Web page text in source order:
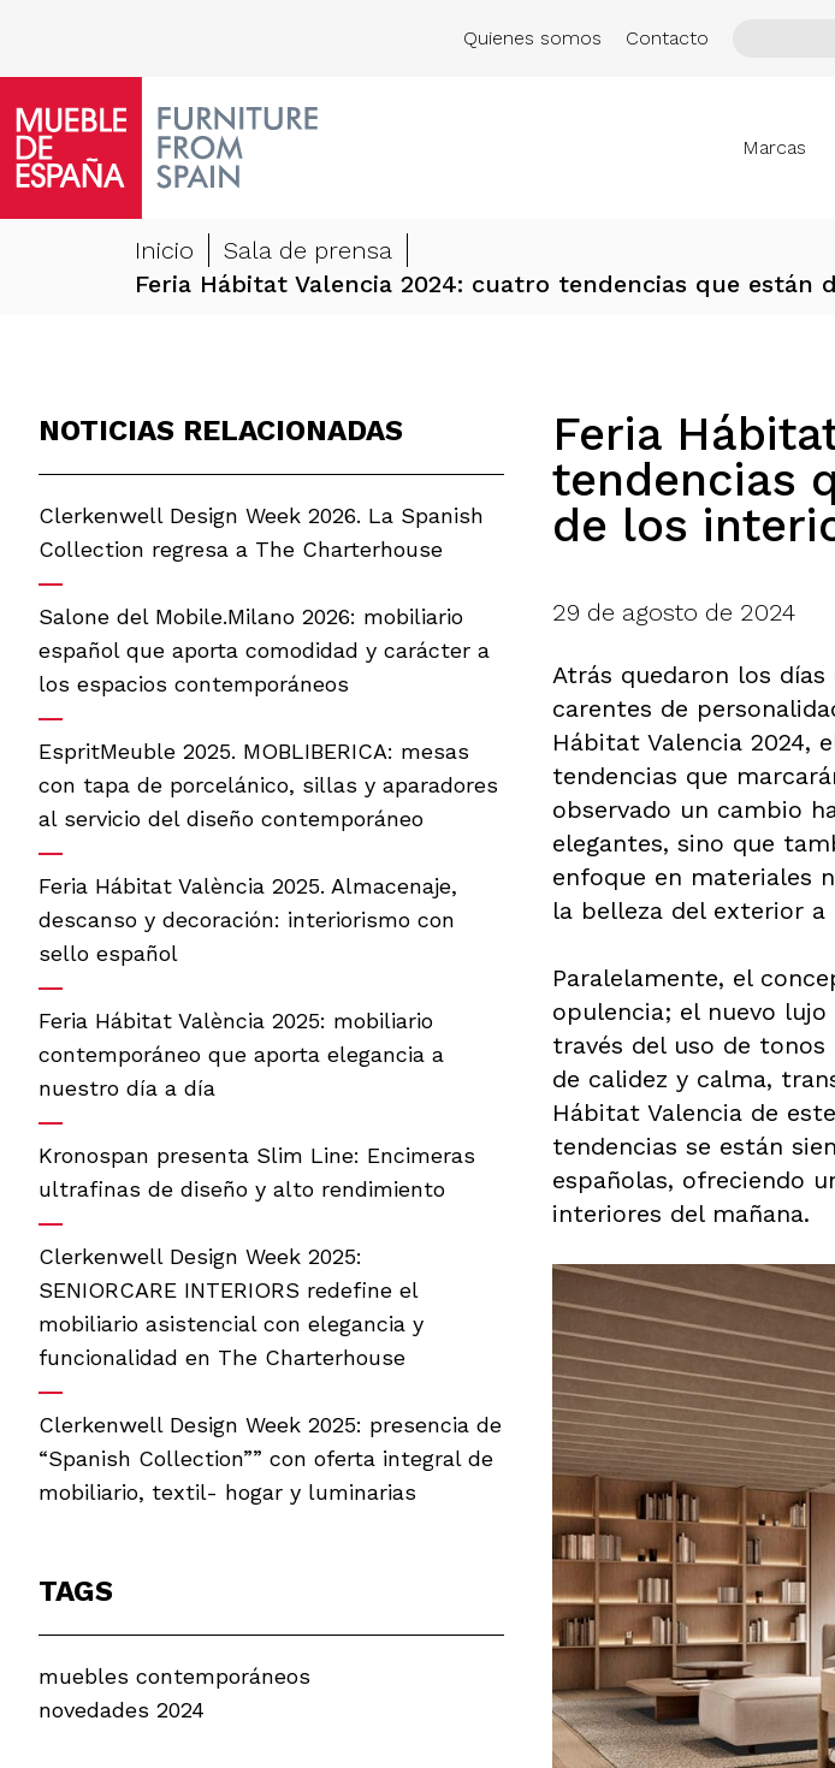
Quienes somos Contacto
Marcas
Inicio
Sala de prensa
Feria Hábitat Valencia 2024: cuatro tendencias que
NOTICIAS RELACIONADAS
Clerkenwell Design Week 2026. La Spanish
Collection regresa a The Charterhouse
Salone del Mobile.Milano 2026: mobiliario
español que aporta comodidad y carácter a
los espacios contemporáneos
EspritMeuble 2025. MOBLIBERICA: mesas
con tapa de porcelánico, sillas y aparadores
al servicio del diseño contemporáneo
Feria Hábitat València 2025. Almacenaje,
descanso y decoración: interiorismo con
sello español
Feria Hábitat València 2025: mobiliario
contemporáneo que aporta elegancia a
nuestro día a día
Kronospan presenta Slim Line: Encimeras
ultrafinas de diseño y alto rendimiento
Clerkenwell Design Week 2025:
SENIORCARE INTERIORS redefine el
mobiliario asistencial con elegancia y
funcionalidad en The Charterhouse
Clerkenwell Design Week 2025: presencia de
“Spanish Collection”” con oferta integral de
mobiliario, textil- hogar y luminarias
TAGS
muebles contemporáneos
novedades 2024
Feria
tendencias
de los
29 de agosto de 2024
Atrás quedaron los
carentes de
Hábitat Valencia 2024,
tendencias que
observado un cambio
elegantes, sino que
enfoque en materiales
la belleza del exterior
Paralelamente, el
opulencia; el nuevo
través del uso de
de calidez y calma,
Hábitat Valencia de
tendencias se están
españolas, ofreciendo
interiores del mañana.